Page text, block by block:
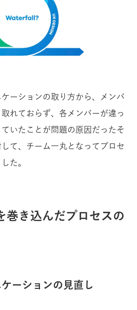
ーションの取り方から、メンバ
れておらず、各メンバーが違っ
いたことが問題の原因だったそ
て、チーム一丸となってプロセ
た。
巻き込んだプロセスの
ーションの見直し